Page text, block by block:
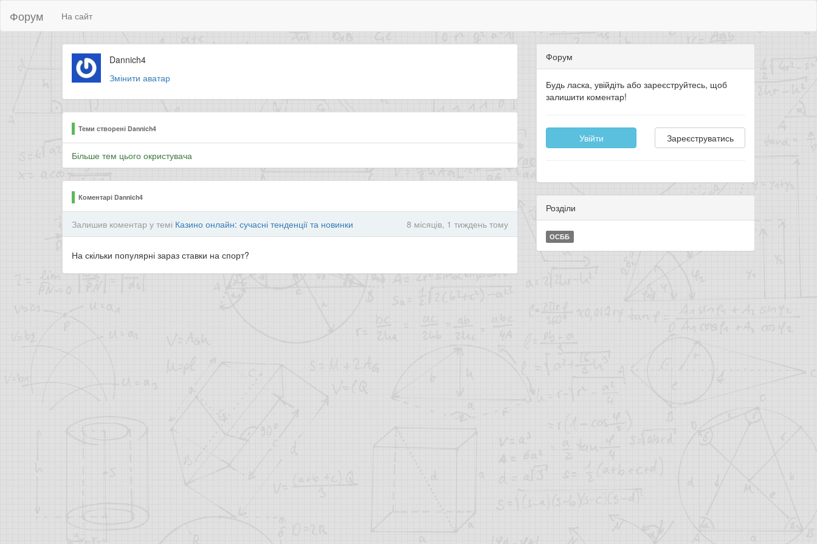
Форум На сайт
Dannich4
Змінити аватар
Теми створені Dannich4
Більше тем цього окристувача
Коментарі Dannich4
Залишив коментар у темі Казино онлайн: сучасні тенденції та новинки 8 місяців, 1 тиждень тому
На скільки популярні зараз ставки на спорт?
Форум
Будь ласка, увійдіть або зареєструйтесь, щоб
залишити коментар!
Увійти Зареєструватись
Розділи
ОСББ